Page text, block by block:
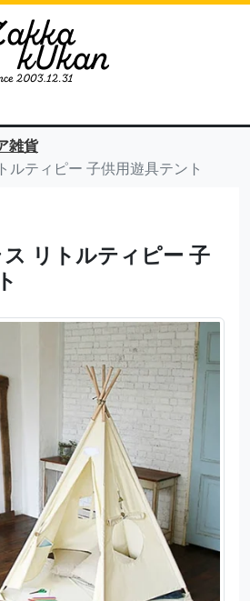
雑貨
ルティピー 子供用遊具テント
リトルティピー 子